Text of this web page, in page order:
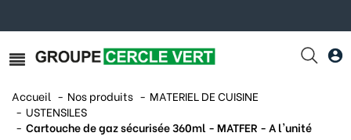
Accueil Nos produits
MATERIEL DE CUISINE
USTENSILES
Cartouche de gaz sécurisée 360ml - MATFER - A l'unité